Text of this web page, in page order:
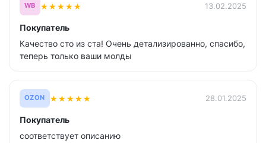
WB ★★★★★ 13.02.2025
Покупатель
Качество сто из ста! Очень детализированно, спасибо,
теперь только ваши молды
OZON ★★★★★ 28.01.2025
Покупатель
соответствует описанию